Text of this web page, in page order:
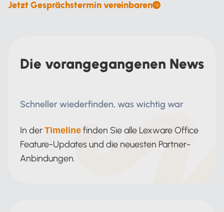
Jetzt Gesprächstermin vereinbaren
Die vorangegangenen News
Schneller wiederfinden, was wichtig war
In der Timeline finden Sie alle Lexware Office
Feature-Updates und die neuesten Partner-
Anbindungen.